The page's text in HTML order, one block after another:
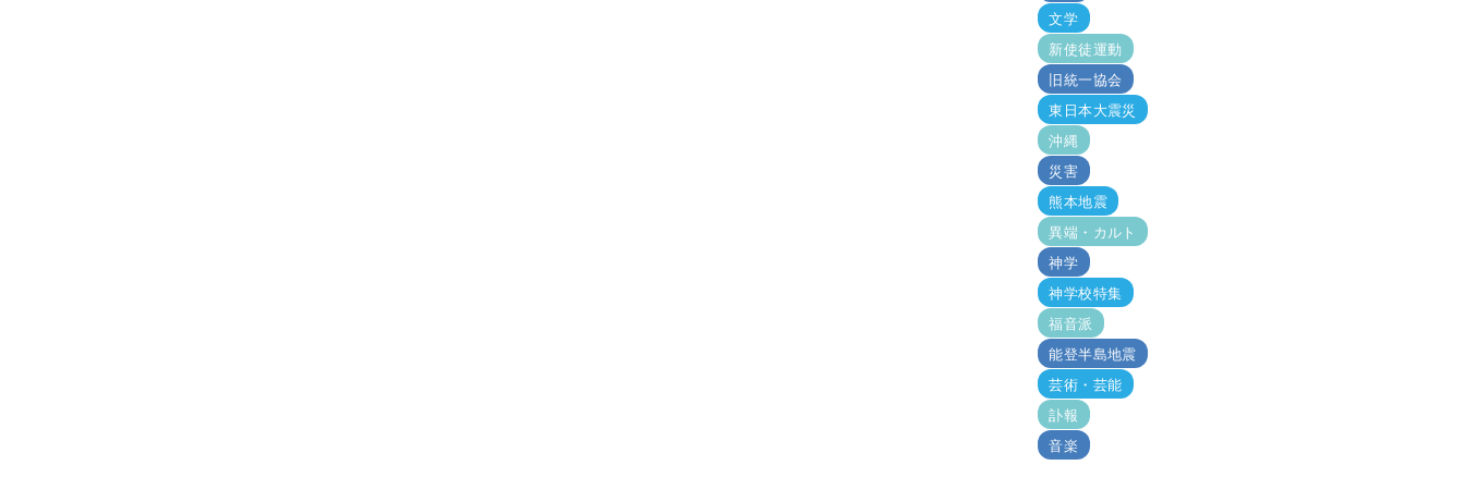
文学
新使徒運動
旧統一協会
東日本大震災
沖縄
災害
熊本地震
異端・カルト
神学
神学校特集
福音派
能登半島地震
芸術・芸能
訃報
音楽